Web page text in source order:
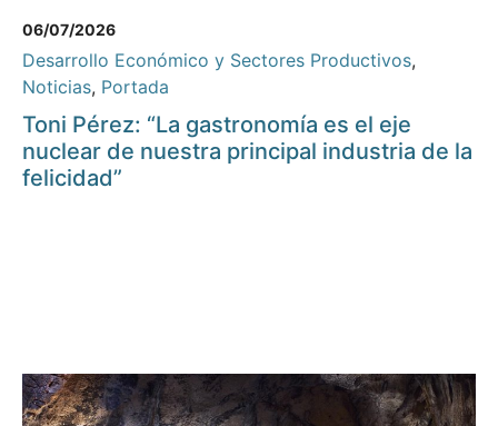
06/07/2026
Desarrollo Económico y Sectores Productivos,
Noticias, Portada
Toni Pérez: “La gastronomía es el eje
nuclear de nuestra principal industria de la
felicidad”